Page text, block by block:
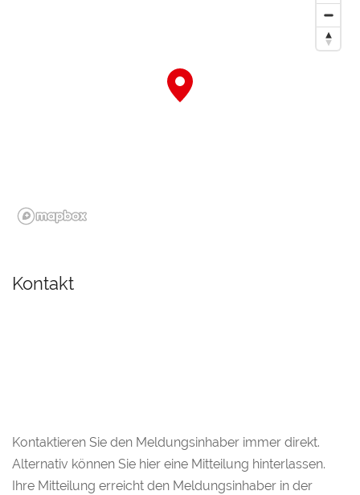
Kontakt
Kontaktieren Sie den Meldungsinhaber immer direkt.
Alternativ können Sie hier eine Mitteilung hinterlassen.
Ihre Mitteilung erreicht den Meldungsinhaber in der